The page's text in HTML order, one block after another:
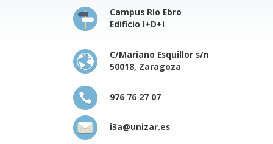
Campus Río Ebro
Edificio I+D+i
C/Mariano Esquillor s/n
50018, Zaragoza
976 76 27 07
i3a@unizar.es